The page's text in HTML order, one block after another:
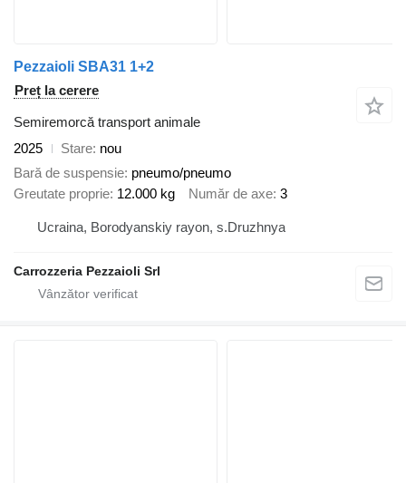
Pezzaioli SBA31 1+2
Preț la cerere
Semiremorcă transport animale
2025
Stare nou
Bară de suspensie pneumo/pneumo
Greutate proprie 12.000 kg Număr de axe 3
Ucraina, Borodyanskiy rayon, s.Druzhnya
Carrozzeria Pezzaioli Srl